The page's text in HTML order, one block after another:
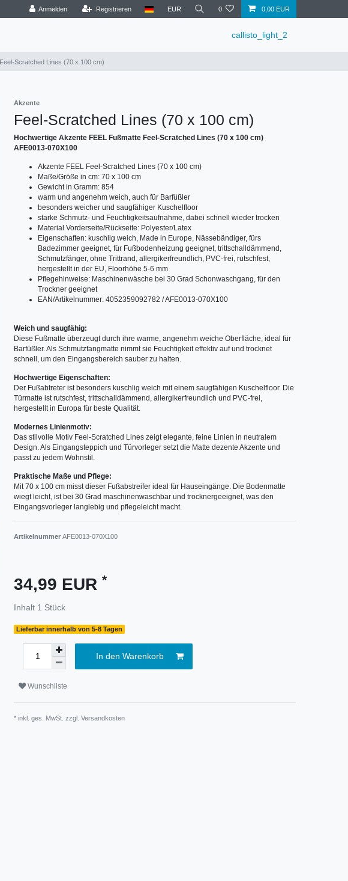
Anmelden Registrieren EUR 0 0,00 EUR
callisto_light_2
Feel-Scratched Lines (70 x 100 cm)
Akzente
Feel-Scratched Lines (70 x 100 cm)
Hochwertige Akzente FEEL Fußmatte Feel-Scratched Lines (70 x 100 cm)
AFE0013-070X100
Akzente FEEL Feel-Scratched Lines (70 x 100 cm)
Maße/Größe in cm: 70 x 100 cm
Gewicht in Gramm: 854
warm und angenehm weich, auch für Barfüßler
besonders weicher und saugfähiger Kuschelfloor
starke Schmutz- und Feuchtigkeitsaufnahme, dabei schnell wieder trocken
Material Vorderseite/Rückseite: Polyester/Latex
Eigenschaften: kuschlig weich, Made in Europe, Nässebändiger, fürs
Badezimmer geeignet, für Fußbodenheizung geeignet, trittschalldämmend,
Schmutzfänger, ohne Trittrand, allergikerfreundlich, PVC-frei, rutschfest,
hergestellt in der EU, Floorhöhe 5-6 mm
Pflegehinweise: Maschinenwäsche bei 30 Grad Schonwaschgang, für den
Trockner geeignet
EAN/Artikelnummer: 4052359092782 / AFE0013-070X100
Weich und saugfähig:
Diese Fußmatte überzeugt durch ihre warme, angenehm weiche Oberfläche, ideal für
Barfüßler. Als Schmutzfangmatte nimmt sie Feuchtigkeit effektiv auf und trocknet
schnell, um den Eingangsbereich sauber zu halten.
Hochwertige Eigenschaften:
Der Fußabtreter ist besonders kuschlig weich mit einem saugfähigen Kuschelfloor. Die
Türmatte ist rutschfest, trittschalldämmend, allergikerfreundlich und PVC-frei,
hergestellt in Europa für beste Qualität.
Modernes Linienmotiv:
Das stilvolle Motiv Feel-Scratched Lines zeigt elegante, feine Linien in neutralem
Design. Als Eingangsteppich und Türvorleger setzt die Matte dezente Akzente und
passt zu jedem Wohnstil.
Praktische Maße und Pflege:
Mit 70 x 100 cm misst dieser Fußabstreifer ideal für Hauseingänge. Die Bodenmatte
wiegt leicht, ist bei 30 Grad maschinenwaschbar und trocknergeeignet, was den
Eingangsvorleger langlebig und pflegeleicht macht.
Artikelnummer AFE0013-070X100
34,99 EUR *
Inhalt 1 Stück
Lieferbar innerhalb von 5-8 Tagen
In den Warenkorb
Wunschliste
* inkl. ges. MwSt. zzgl. Versandkosten